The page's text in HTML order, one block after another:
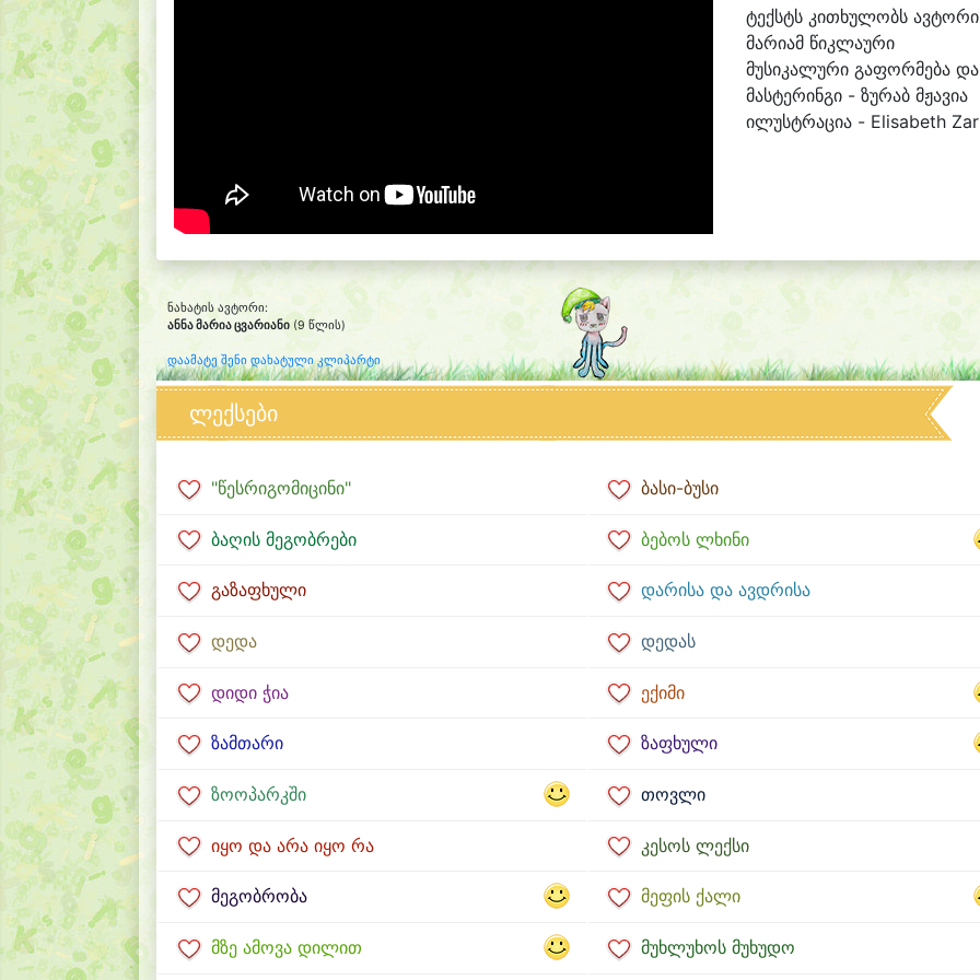
ტექსტს კითხულობს
მარიამ წიკლაური
მუსიკალური გაფორმება და
მასტერინგი - ზურაბ მჟავია
ილუსტრაცია - Elisabeth
ნახატის ავტორი:
ანნა მარია ცვარიანი (9 წლის)
დაამატე შენი დახატული კლიპარტი
ლექსები
"წესრიგომიცინი" ბასი-ბუსი
ბაღის მეგობრები ბებოს ლხინი
გაზაფხული დარისა და ავდრისა
დედა დედას
დიდი ჭია ექიმი
ზამთარი ზაფხული
ზოოპარკში თოვლი
იყო და არა იყო რა კესოს ლექსი
მეგობრობა მეფის ქალი
მზე ამოვა დილით მუხლუხოს მუხუდო